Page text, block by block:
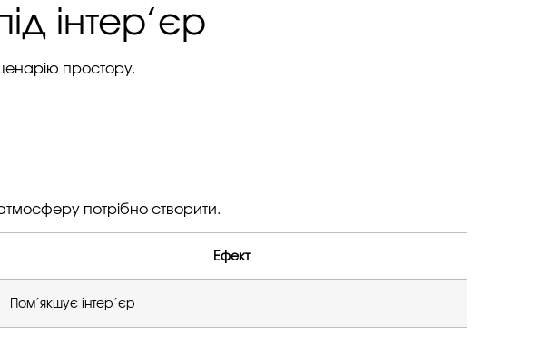
інтер’єр
простору.
потрібно створити.
Ефект
Пом’якшує інтер’єр